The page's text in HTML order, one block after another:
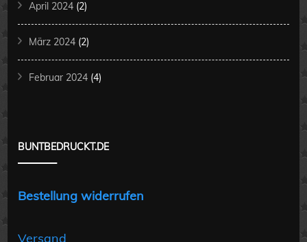
April 2024 (2)
März 2024 (2)
Februar 2024 (4)
BUNTBEDRUCKT.DE
Bestellung widerrufen
Versand